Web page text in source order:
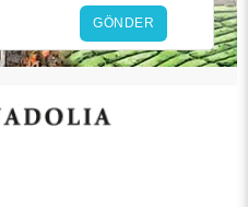
GÖNDER